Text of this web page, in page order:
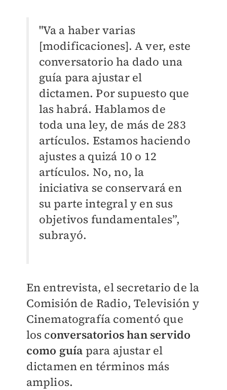
"Va a haber varias
[modificaciones]. A ver, este
conversatorio ha dado una
guía para ajustar el
dictamen. Por supuesto que
las habrá. Hablamos de
toda una ley, de más de 283
artículos. Estamos haciendo
ajustes a quizá 10 o 12
artículos. No, no, la
iniciativa se conservará en
su parte integral y en sus
objetivos fundamentales”,
subrayó.
En entrevista, el secretario de la
Comisión de Radio, Televisión y
Cinematografía comentó que
los conversatorios han servido
como guía para ajustar el
dictamen en términos más
amplios.